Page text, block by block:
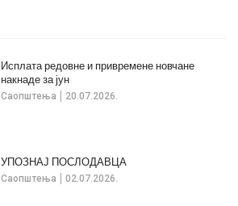
Саопштења 20.07.2026.
Исплата редовне и привремене новчане
накнаде за јун
Саопштења 02.07.2026.
УПОЗНАЈ ПОСЛОДАВЦА